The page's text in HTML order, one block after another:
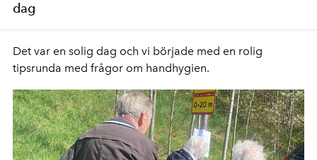
dag
Det var en solig dag och vi började med en rolig
tipsrunda med frågor om handhygien.